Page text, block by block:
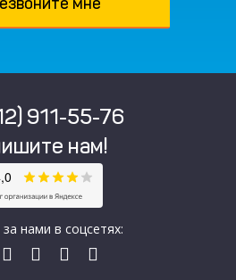
911-55-76
нам!
нами в соцсетях: